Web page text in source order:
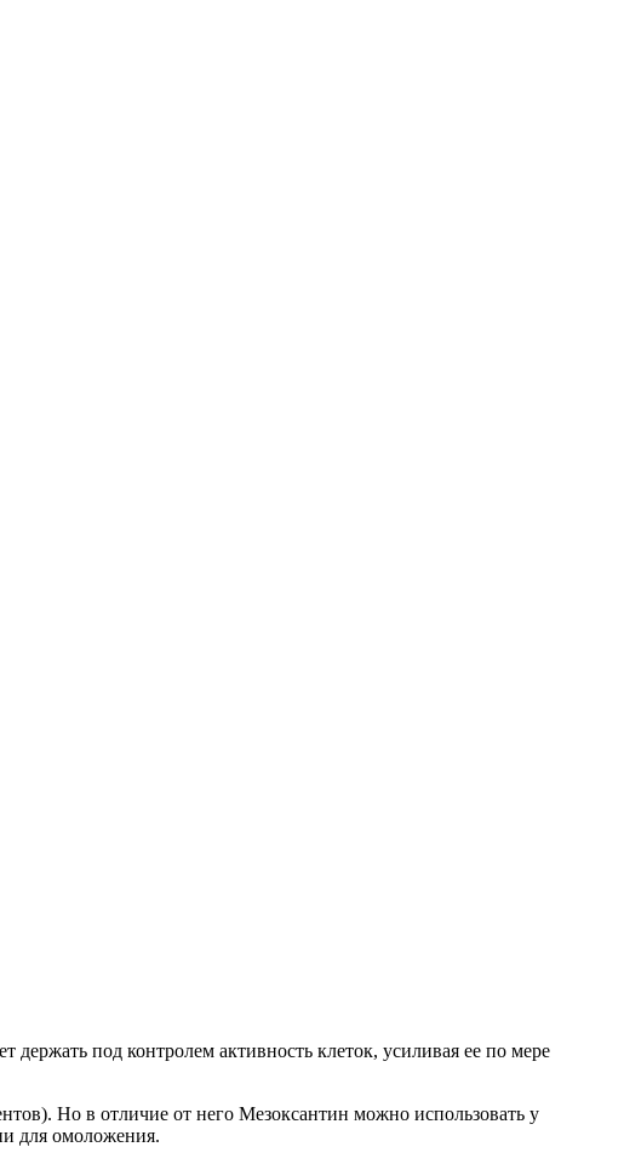
держать под контролем активность клеток, усиливая ее по мере
Но в отличие от него Мезоксантин можно использовать у
для омоложения.